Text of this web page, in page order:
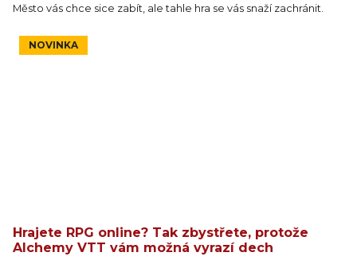
Město vás chce sice zabít, ale tahle hra se vás snaží zachránit.
NOVINKA
Hrajete RPG online? Tak zbystřete, protože
Alchemy VTT vám možná vyrazí dech